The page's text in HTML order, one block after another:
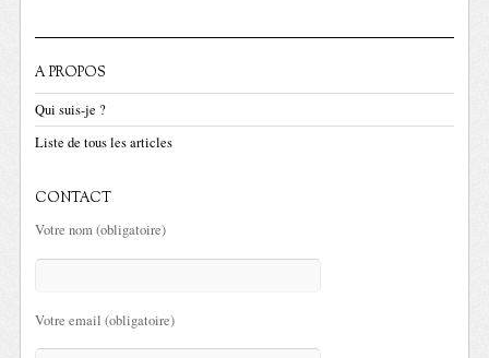
A PROPOS
Qui suis-je ?
Liste de tous les articles
CONTACT
Votre nom (obligatoire)
Votre email (obligatoire)